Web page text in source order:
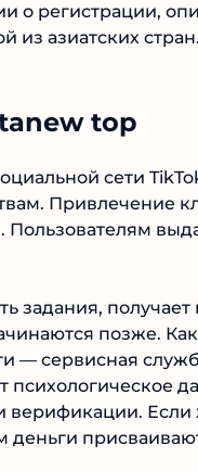
о регистрации,
из азиатских стран.
top
сети
Привлечение
Пользователям
задания,
позже. Как
— сервисная
психологическое
верификации.
деньги